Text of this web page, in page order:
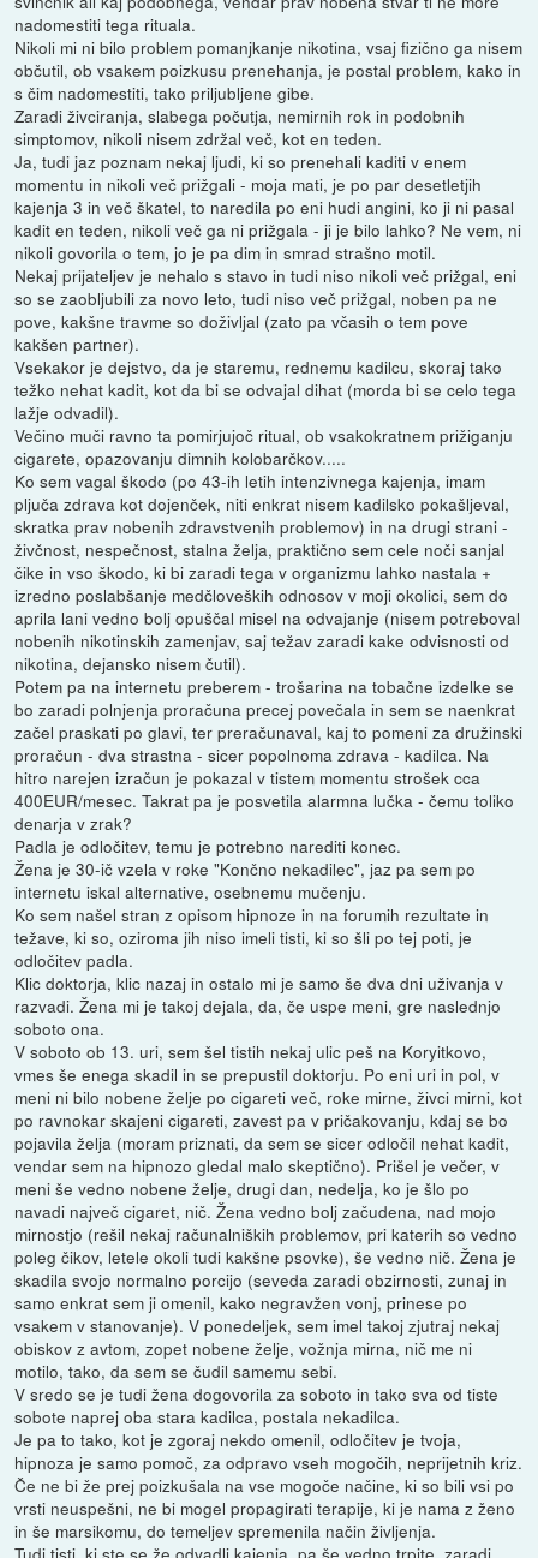
nadomestiti tega rituala.
Nikoli mi ni bilo problem pomanjkanje nikotina, vsaj fizično ga nisem
občutil, ob vsakem poizkusu prenehanja, je postal problem, kako in
s čim nadomestiti, tako priljubljene gibe.
Zaradi živciranja, slabega počutja, nemirnih rok in podobnih
simptomov, nikoli nisem zdržal več, kot en teden.
Ja, tudi jaz poznam nekaj ljudi, ki so prenehali kaditi v enem
momentu in nikoli več prižgali - moja mati, je po par desetletjih
kajenja 3 in več škatel, to naredila po eni hudi angini, ko ji ni pasal
kadit en teden, nikoli več ga ni prižgala - ji je bilo lahko? Ne vem, ni
nikoli govorila o tem, jo je pa dim in smrad strašno motil.
Nekaj prijateljev je nehalo s stavo in tudi niso nikoli več prižgal, eni
so se zaobljubili za novo leto, tudi niso več prižgal, noben pa ne
pove, kakšne travme so doživljal (zato pa včasih o tem pove
kakšen partner).
Vsekakor je dejstvo, da je staremu, rednemu kadilcu, skoraj tako
težko nehat kadit, kot da bi se odvajal dihat (morda bi se celo tega
lažje odvadil).
Večino muči ravno ta pomirjujoč ritual, ob vsakokratnem prižiganju
cigarete, opazovanju dimnih kolobarčkov.....
Ko sem vagal škodo (po 43-ih letih intenzivnega kajenja, imam
pljuča zdrava kot dojenček, niti enkrat nisem kadilsko pokašljeval,
skratka prav nobenih zdravstvenih problemov) in na drugi strani -
živčnost, nespečnost, stalna želja, praktično sem cele noči sanjal
čike in vso škodo, ki bi zaradi tega v organizmu lahko nastala +
izredno poslabšanje medčloveških odnosov v moji okolici, sem do
aprila lani vedno bolj opuščal misel na odvajanje (nisem potreboval
nobenih nikotinskih zamenjav, saj težav zaradi kake odvisnosti od
nikotina, dejansko nisem čutil).
Potem pa na internetu preberem - trošarina na tobačne izdelke se
bo zaradi polnjenja proračuna precej povečala in sem se naenkrat
začel praskati po glavi, ter preračunaval, kaj to pomeni za družinski
proračun - dva strastna - sicer popolnoma zdrava - kadilca. Na
hitro narejen izračun je pokazal v tistem momentu strošek cca
400EUR/mesec. Takrat pa je posvetila alarmna lučka - čemu toliko
denarja v zrak?
Padla je odločitev, temu je potrebno narediti konec.
Žena je 30-ič vzela v roke "Končno nekadilec", jaz pa sem po
internetu iskal alternative, osebnemu mučenju.
Ko sem našel stran z opisom hipnoze in na forumih rezultate in
težave, ki so, oziroma jih niso imeli tisti, ki so šli po tej poti, je
odločitev padla.
Klic doktorja, klic nazaj in ostalo mi je samo še dva dni uživanja v
razvadi. Žena mi je takoj dejala, da, če uspe meni, gre naslednjo
soboto ona.
V soboto ob 13. uri, sem šel tistih nekaj ulic peš na Koryitkovo,
vmes še enega skadil in se prepustil doktorju. Po eni uri in pol, v
meni ni bilo nobene želje po cigareti več, roke mirne, živci mirni, kot
po ravnokar skajeni cigareti, zavest pa v pričakovanju, kdaj se bo
pojavila želja (moram priznati, da sem se sicer odločil nehat kadit,
vendar sem na hipnozo gledal malo skeptično). Prišel je večer, v
meni še vedno nobene želje, drugi dan, nedelja, ko je šlo po
navadi največ cigaret, nič. Žena vedno bolj začudena, nad mojo
mirnostjo (rešil nekaj računalniških problemov, pri katerih so vedno
poleg čikov, letele okoli tudi kakšne psovke), še vedno nič. Žena je
skadila svojo normalno porcijo (seveda zaradi obzirnosti, zunaj in
samo enkrat sem ji omenil, kako negravžen vonj, prinese po
vsakem v stanovanje). V ponedeljek, sem imel takoj zjutraj nekaj
obiskov z avtom, zopet nobene želje, vožnja mirna, nič me ni
motilo, tako, da sem se čudil samemu sebi.
V sredo se je tudi žena dogovorila za soboto in tako sva od tiste
sobote naprej oba stara kadilca, postala nekadilca.
Je pa to tako, kot je zgoraj nekdo omenil, odločitev je tvoja,
hipnoza je samo pomoč, za odpravo vseh mogočih, neprijetnih kriz.
Če ne bi že prej poizkušala na vse mogoče načine, ki so bili vsi po
vrsti neuspešni, ne bi mogel propagirati terapije, ki je nama z ženo
in še marsikomu, do temeljev spremenila način življenja.
Tudi tisti, ki ste se že odvadli kajenja, pa še vedno trpite, zaradi